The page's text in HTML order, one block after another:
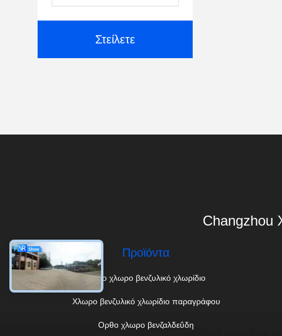
Στείλετε
Changzhou
Προϊόντα
Ορθο χλωρο βενζυλικό χλωρίδιο
Χλωρο βενζυλικό χλωρίδιο παραγράφου
Ορθο χλωρο βενζαλδεΰδη